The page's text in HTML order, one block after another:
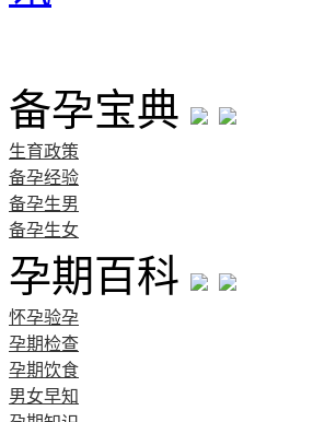
备孕宝典
生育政策
备孕经验
备孕生男
备孕生女
孕期百科
怀孕验孕
孕期检查
孕期饮食
男女早知